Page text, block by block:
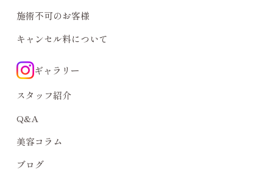
施術不可のお客様
キャンセル料について
ギャラリー
スタッフ紹介
Q&A
美容コラム
ブログ